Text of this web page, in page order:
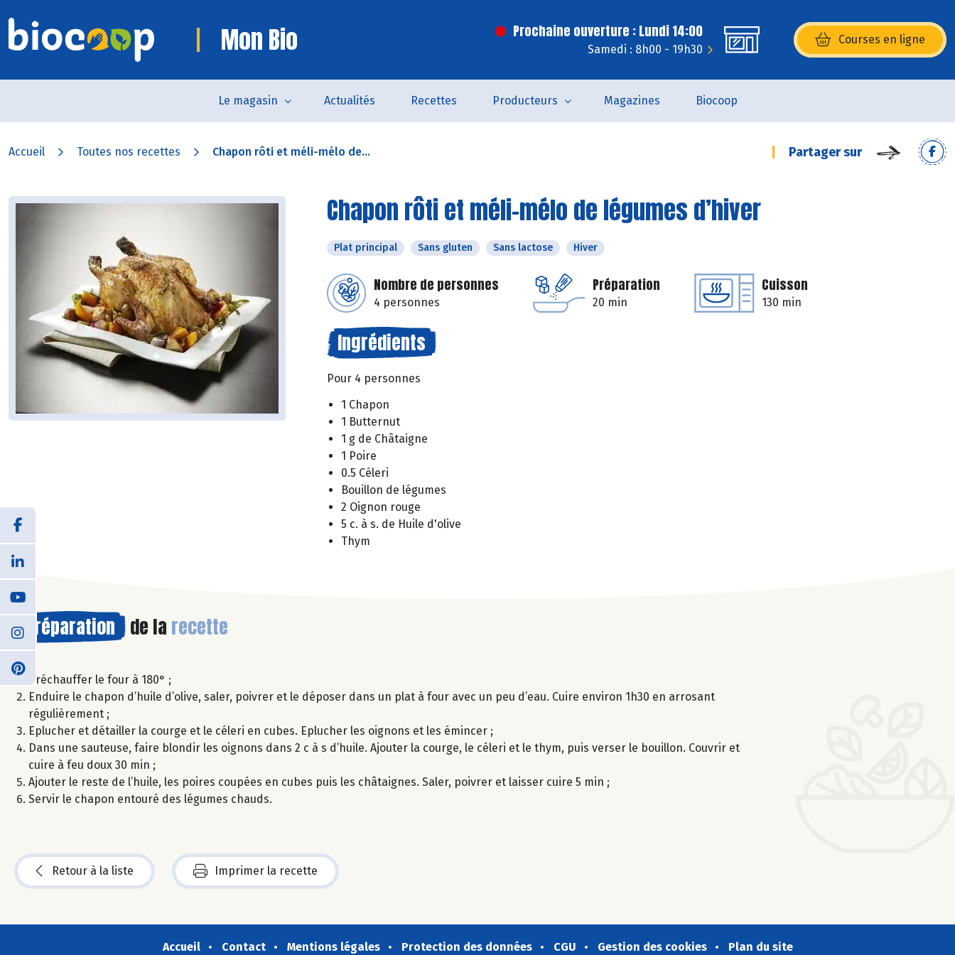
Mon Bio Prochaine ouverture : Lundi 14:00
Samedi : 8h00 - 19h30
Courses en ligne
(s’ouvre dans une nouvelle
Le magasin Actualités Recettes Producteurs Magazines Biocoop
Accueil Toutes nos recettes Chapon rôti et méli-mélo de... Partager sur
Chapon rôti et méli-mélo de légumes d’hiver
Plat principal Sans gluten Sans lactose Hiver
Nombre de personnes
4 personnes
Préparation
20 min
Cuisson
130 min
Ingrédients
Pour 4 personnes
1 Chapon
1 Butternut
1 g de Châtaigne
1 Poire
0.5 Céleri
Bouillon de légumes
2 Oignon rouge
5 c. à s. de Huile d'olive
Thym
Préparation de la recette
Préchauffer le four à 180° ;
Enduire le chapon d’huile d’olive, saler, poivrer et le déposer dans un plat à four avec un peu d’eau. Cuire environ 1h30 en arrosant
régulièrement ;
Eplucher et détailler la courge et le céleri en cubes. Eplucher les oignons et les émincer ;
Dans une sauteuse, faire blondir les oignons dans 2 c à s d’huile. Ajouter la courge, le céleri et le thym, puis verser le bouillon. Couvrir et
cuire à feu doux 30 min ;
Ajouter le reste de l’huile, les poires coupées en cubes puis les châtaignes. Saler, poivrer et laisser cuire 5 min ;
Servir le chapon entouré des légumes chauds.
Retour à la liste Imprimer la recette
Accueil Contact Mentions légales Protection des données CGU Gestion des cookies Plan du site